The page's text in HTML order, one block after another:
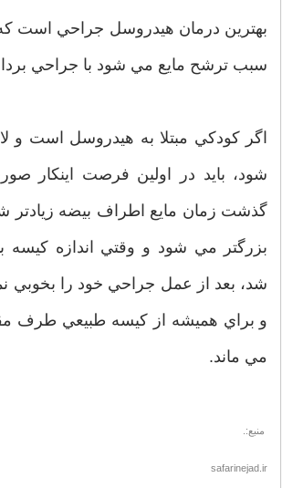
بهترين درمان هيدروسل جراحي است که
سبب ترشح مايع مي شود با جراحي
اگر کودکي مبتلا به هيدروسل است و
شود، بايد در اولين فرصت اينکار
گذشت زمان مايع اطراف بيضه زيادتر
بزرگتر مي شود و وقتي اندازه کيسه
شد، بعد از عمل جراحي خود را بخوبي
و براي هميشه از کيسه طبيعي طرف
مي ماند.
منبع:.
safarinejad.ir